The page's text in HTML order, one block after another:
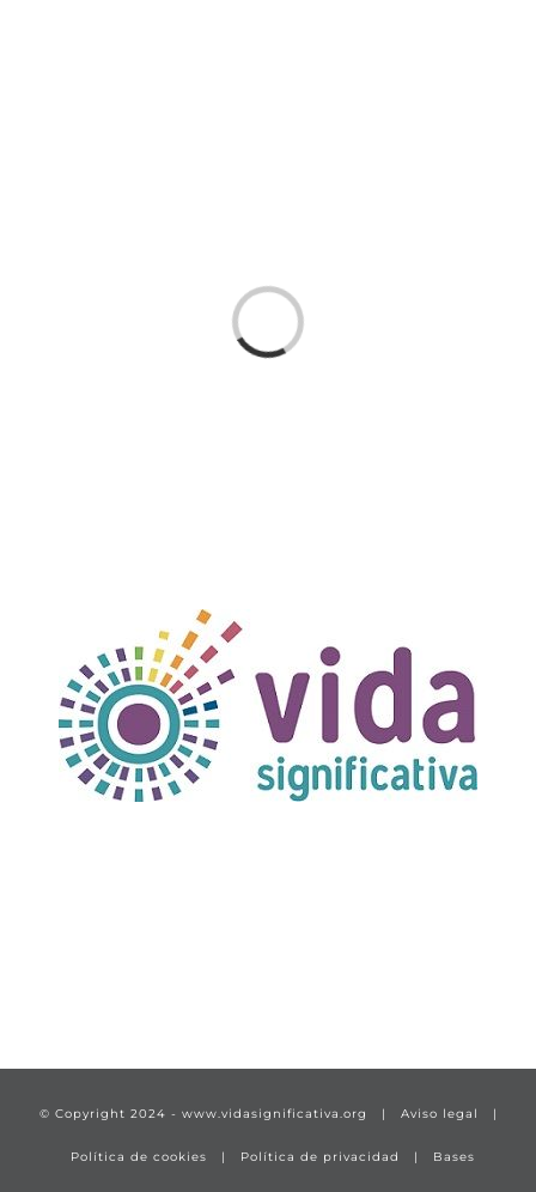
Cargando...
© Copyright 2024 - www.vidasignificativa.org | Aviso legal |
Política de cookies | Política de privacidad | Bases